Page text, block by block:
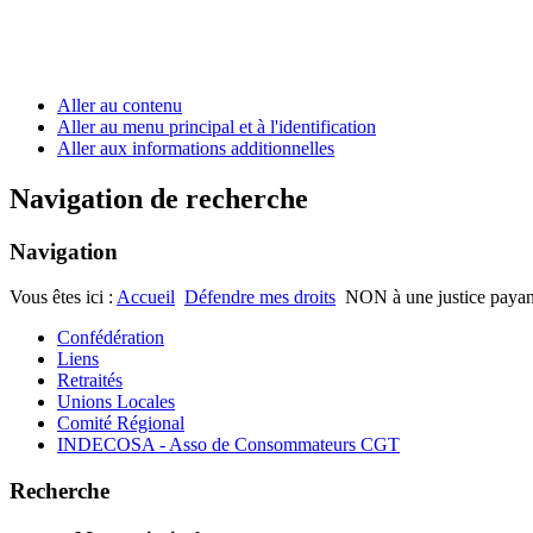
Aller au contenu
Aller au menu principal et à l'identification
Aller aux informations additionnelles
Navigation de recherche
Navigation
Vous êtes ici : Accueil Défendre mes droits NON à une justice
Confédération
Liens
Retraités
Unions Locales
Comité Régional
INDECOSA - Asso de Consommateurs CGT
Recherche